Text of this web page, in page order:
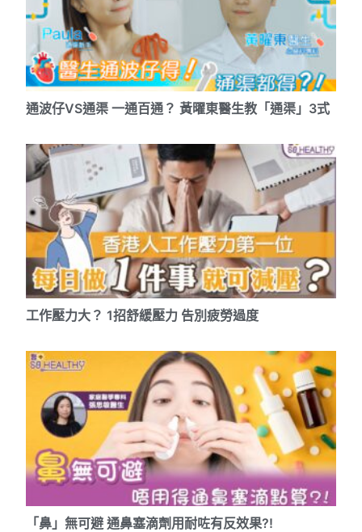
通波仔VS通渠 一通百通？ 黃曜東醫生教「通渠」3式
工作壓力大？ 1招舒緩壓力 告別疲勞過度
「鼻」無可避 通鼻塞滴劑用耐咗有反效果?!